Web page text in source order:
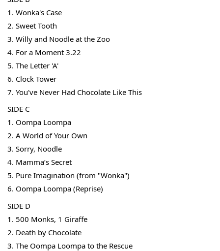
THT 九週年 唱片墊 (2入一組)
NT$ 480
NT$ 580
-
1. Wonka's Case
2. Sweet Tooth
3. Willy and Noodle at the Zoo
4. For a Moment 3.22
5. The Letter 'A'
6. Clock Tower
7. You've Never Had Chocolate Like This
SIDE C
1. Oompa Loompa
2. A World of Your Own
3. Sorry, Noodle
4. Mamma’s Secret
5. Pure Imagination (from "Wonka")
6. Oompa Loompa (Reprise)
SIDE D
1. 500 Monks, 1 Giraffe
2. Death by Chocolate
3. The Oompa Loompa to the Rescue